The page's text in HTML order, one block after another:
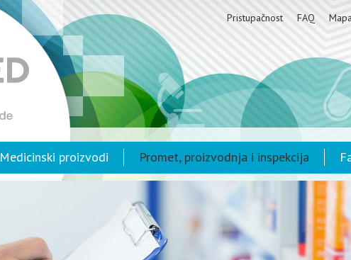
Pristupačnost FAQ
Medicinski proizvodi Promet, proizvodnja i inspekcija